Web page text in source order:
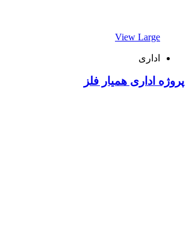
View Large
اداری
پروژه اداری همیار فلز